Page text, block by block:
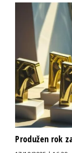
Produžen rok